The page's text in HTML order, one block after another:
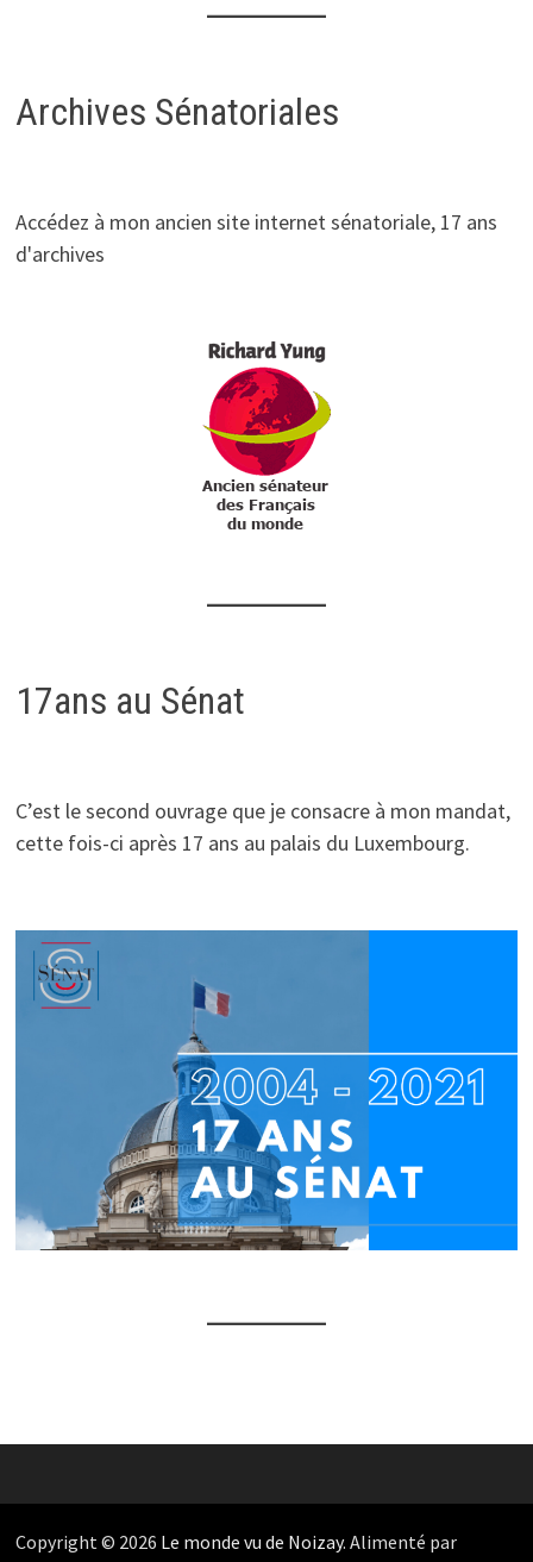
Archives Sénatoriales
Accédez à mon ancien site internet sénatoriale, 17 ans
d'archives
17ans au Sénat
C’est le second ouvrage que je consacre à mon mandat,
cette fois-ci après 17 ans au palais du Luxembourg.
Copyright © 2026 Le monde vu de Noizay. Alimenté par